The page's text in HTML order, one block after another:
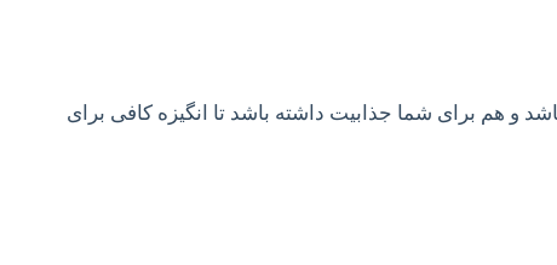
و هم برای شما جذابیت داشته باشد تا انگیزه کافی برای